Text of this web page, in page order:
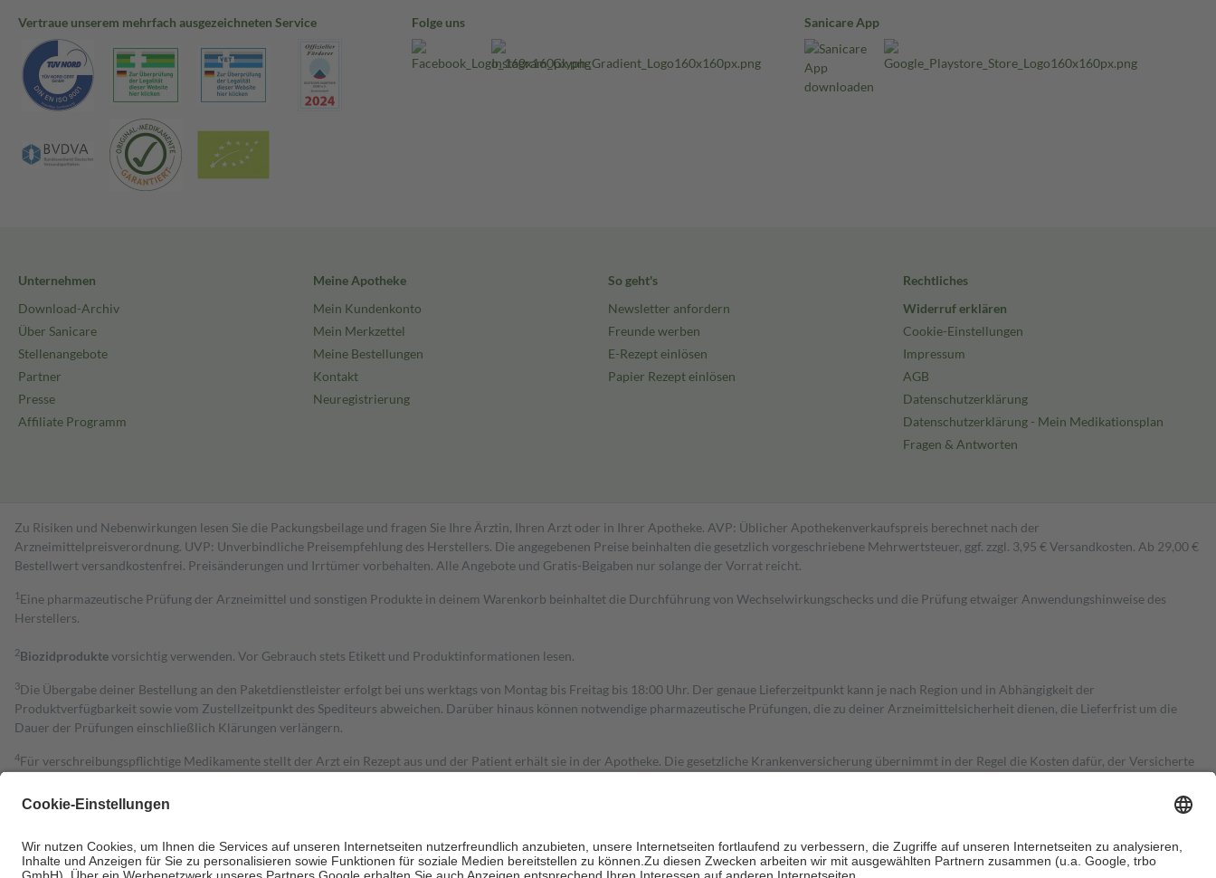
Vertraue unserem mehrfach ausgezeichneten Service Folge uns Sanicare App
Unternehmen
Download-Archiv
Über Sanicare
Stellenangebote
Partner
Presse
Affiliate Programm
Meine Apotheke
Mein Kundenkonto
Mein Merkzettel
Meine Bestellungen
Kontakt
Neuregistrierung
So geht's
Newsletter anfordern
Freunde werben
E-Rezept einlösen
Papier Rezept einlösen
Rechtliches
Widerruf erklären
Cookie-Einstellungen
Impressum
AGB
Datenschutzerklärung
Datenschutzerklärung - Mein Medikationsplan
Fragen & Antworten
Zu Risiken und Nebenwirkungen lesen Sie die Packungsbeilage und fragen Sie Ihre Ärztin, Ihren Arzt oder in Ihrer Apotheke. AVP: Üblicher Apothekenverkaufspreis berechnet nach der
Arzneimittelpreisverordnung. UVP: Unverbindliche Preisempfehlung des Herstellers. Die angegebenen Preise beinhalten die gesetzlich vorgeschriebene Mehrwertsteuer, ggf. zzgl. 3,95 € Versandkosten. Ab 29,00 €
Bestell­wert versand­kosten­frei. Preisänderungen und Irrtümer vorbehalten. Alle Angebote und Gratis-Beigaben nur solange der Vorrat reicht.
1 Eine pharmazeutische Prüfung der Arzneimittel und sonstigen Produkte in deinem Warenkorb beinhaltet die Durchführung von Wechselwirkungschecks und die Prüfung etwaiger Anwendungshinweise des
Herstellers.
2Biozidproduktevorsichtig verwenden. Vor Gebrauch stets Etikett und Produktinformationen lesen.
3Die Übergabe deiner Bestellung an den Paketdienstleister erfolgt bei uns werktags von Montag bis Freitag bis 18:00 Uhr. Der genaue Lieferzeitpunkt kann je nach Region und in Abhängigkeit der
Produktverfügbarkeit sowie vom Zustellzeitpunkt des Spediteurs abweichen. Darüber hinaus können notwendige pharmazeutische Prüfungen, die zu deiner Arzneimittelsicherheit dienen, die Lieferfrist um die
Dauer der Prüfungen einschließlich Klärungen verlängern.
4Für verschreibungspflichtige Medikamente stellt der Arzt ein Rezept aus und der Patient erhält sie in der Apotheke. Die gesetzliche Krankenversicherung übernimmt in der Regel die Kosten dafür, der Versicherte
Grundsätzlich leisten Mitglieder Zuzahlungen in Höhe von zehn Prozent des Abgabepreises,
Es sind jedoch nie mehr als die tatsächlichen Kosten der Leistung
Bei Heilmitteln und häuslicher Krankenpflege beträgt die Zuzahlung zehn Prozent der Kosten sowie zehn Euro je Verordnung.
Um das Engagement der Versicherten für ihre eigene Gesundheit zu stärken und die besondere Stellung der Familie zu unterstützen, fallenkeine Zuzahlungen